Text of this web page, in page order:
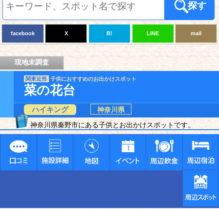
探す
facebook X B! LINE mail
現地未調査
関東近郊 子供におすすめのお出かけスポット
菜の花台
ハイキング
神奈川県
神奈川県秦野市にある子供とお出かけスポットです。